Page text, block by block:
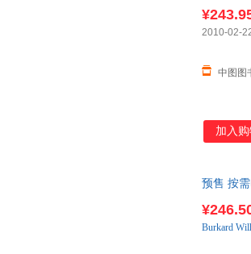
中图图
2010-02-
加入
预售 按需
Burkard